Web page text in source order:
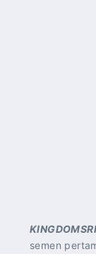
semen